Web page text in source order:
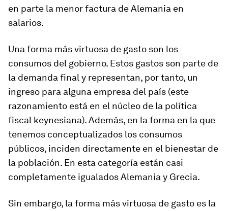
en parte la menor factura de Alemania en
salarios.
Una forma más virtuosa de gasto son los
consumos del gobierno. Estos gastos son parte de
la demanda final y representan, por tanto, un
ingreso para alguna empresa del país (este
razonamiento está en el núcleo de la política
fiscal keynesiana). Además, en la forma en la que
tenemos conceptualizados los consumos
públicos, inciden directamente en el bienestar de
la población. En esta categoría están casi
completamente igualados Alemania y Grecia.
Sin embargo, la forma más virtuosa de gasto es la